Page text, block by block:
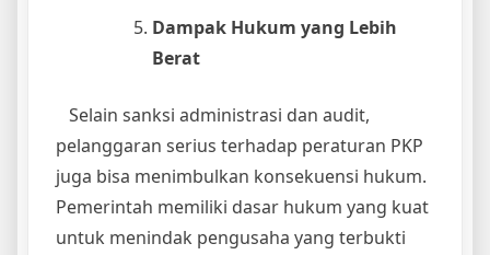
Dampak Hukum yang Lebih
Berat
Selain sanksi administrasi dan audit,
pelanggaran serius terhadap peraturan PKP
juga bisa menimbulkan konsekuensi hukum.
Pemerintah memiliki dasar hukum yang kuat
untuk menindak pengusaha yang terbukti